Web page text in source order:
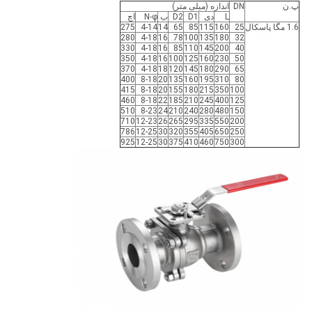
پ.ن
DN اندازه (میلی متر)
L
دی D1
D2 ب N-φ
اچ
1.6 مگا پاسکال
25
160
115
85
65
14
4-14
275
32
180
135
100
78
16
4-18
280
40
200
145
110
85
16
4-18
330
50
230
160
125
100
16
4-18
350
65
290
180
145
120
18
4-18
370
80
310
195
160
135
20
8-18
400
100
350
215
180
155
20
8-18
415
125
400
245
210
185
22
8-18
460
150
480
280
240
210
24
8-23
510
200
550
335
295
265
26
12-23
710
250
650
405
355
320
30
12-25
786
300
750
460
410
375
30
12-25
925